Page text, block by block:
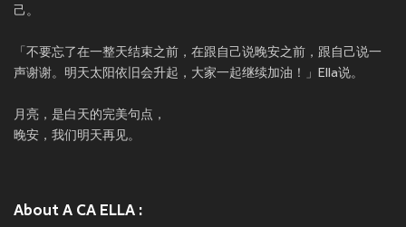
己。
「不要忘了在一整天结束之前，在跟自己说晚安之前，跟自己说一
声谢谢。明天太阳依旧会升起，大家一起继续加油！」Ella说。
月亮，是白天的完美句点，
晚安，我们明天再见。
About A CA ELLA :